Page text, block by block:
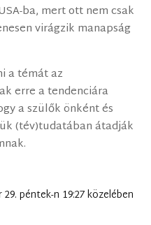
ba, mert ott nem csak
virágzik manapság
a témát az
erre a tendenciára
a szülők önként és
(tév)tudatában átadják
29. péntek-n 19:27 közelében